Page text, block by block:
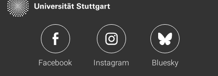
Facebook Instagram Bluesky